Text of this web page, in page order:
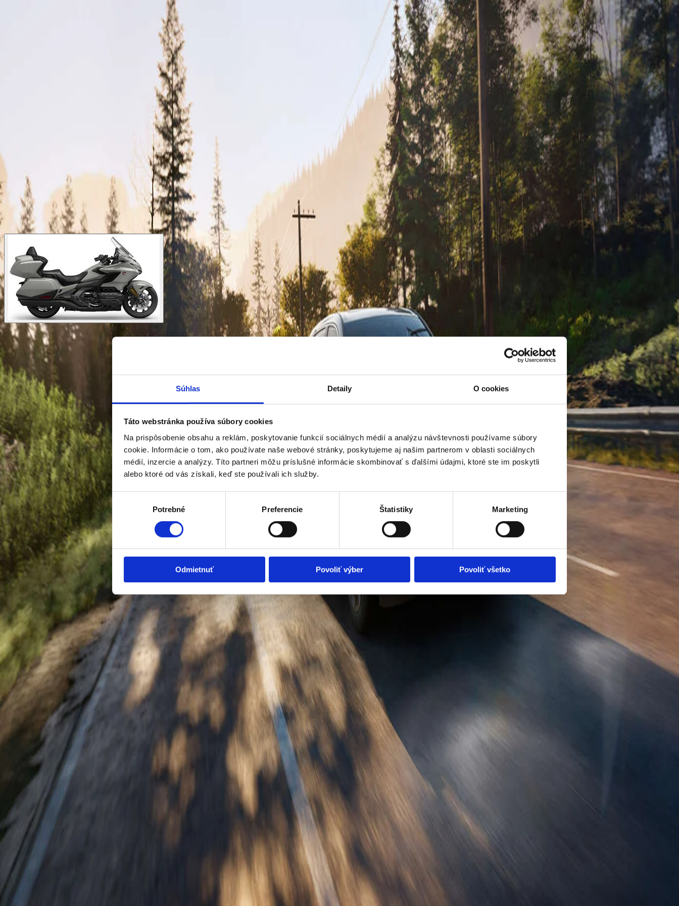
Súhlas Detaily O cookies
Táto webstránka používa súbory cookies
Na prispôsobenie obsahu a reklám, poskytovanie funkcií sociálnych médií a analýzu návštevnosti používame súbory
cookie. Informácie o tom, ako používate naše webové stránky, poskytujeme aj našim partnerom v oblasti sociálnych
médií, inzercie a analýzy. Títo partneri môžu príslušné informácie skombinovať s ďalšími údajmi, ktoré ste im poskytli
alebo ktoré od vás získali, keď ste používali ich služby.
Výber
súhlasu
Potrebné Preferencie Štatistiky Marketing
Odmietnuť Povoliť výber Povoliť všetko
Majitelia
Svet Honda
Späť na skladové motocykle
HONDA
GOLD WING TOUR 2026
Benzín
Cena
36 790 €
Mám záujem o vozidlo Skúšobná jazda
Modelový rok2026
Kilometre —
Palivo Benzín
Farba
Šedá
OMNIA MOTORS, a.s.
Tomášikova 30
821 01 Bratislava
Predaj a služby
Predaj vozidiel
Skladové vozidlá
Motocykle
Akciová ponuka
Skúšobná jazda
Objednávka do servisu
Informácie
Kontakt
Katalógy a cenníky
Výpredaj príslušenstva
Svet Honda
Majitelia Honda
Prihláste sa na newsletter
Testovacia jazda